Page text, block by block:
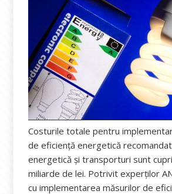
Costurile totale pentru
de eficiență energetică
energetică și transporturi sunt
miliarde de lei. Potrivit experților
cu implementarea măsurilor de